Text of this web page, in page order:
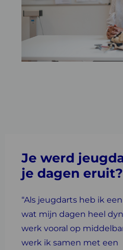
Je werd
je dagen eruit?
“Als jeugdarts heb ik
wat mijn dagen heel
werk vooral op
werk ik samen met een